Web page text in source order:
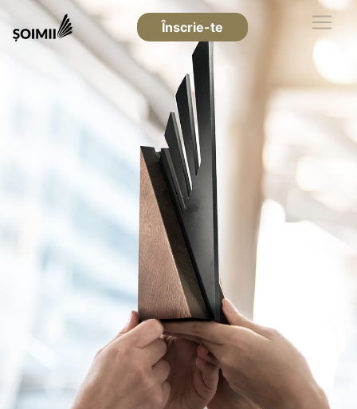
Înscrie-te